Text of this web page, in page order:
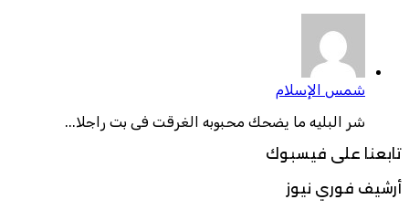
شمس الإسلام
شر البليه ما يضحك محبوبه الغرقت فى بت راجلا...
تابعنا على فيسبوك
أرشيف فوري نيوز